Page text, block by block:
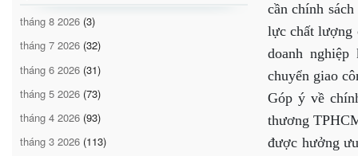
tháng 8 2026 (3)
tháng 7 2026 (32)
tháng 6 2026 (31)
tháng 5 2026 (73)
tháng 4 2026 (93)
tháng 3 2026 (113)
cần chính
lực chất lượng
doanh
chuyển giao
Góp ý về
thương
được hưởng